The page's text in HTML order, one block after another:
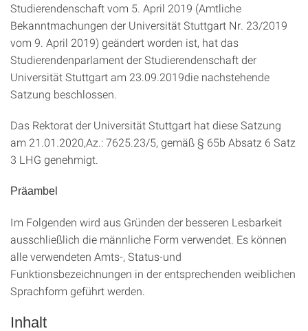
Studierendenschaft vom 5. April 2019 (Amtliche
Bekanntmachungen der Universität Stuttgart Nr. 23/2019
vom 9. April 2019) geändert worden ist, hat das
Studierendenparlament der Studierendenschaft der
Universität Stuttgart am 23.09.2019die nachstehende
Satzung beschlossen.
Das Rektorat der Universität Stuttgart hat diese Satzung
am 21.01.2020,Az.: 7625.23/5, gemäß § 65b Absatz 6 Satz
3 LHG genehmigt.
Präambel
Im Folgenden wird aus Gründen der besseren Lesbarkeit
ausschließlich die männliche Form verwendet. Es können
alle verwendeten Amts-, Status-und
Funktionsbezeichnungen in der entsprechenden weiblichen
Sprachform geführt werden.
Inhalt